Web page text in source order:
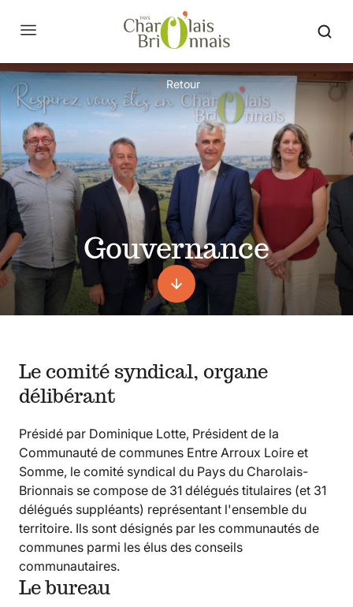
Retour
Gouvernance
Le comité syndical, organe
délibérant
Présidé par Dominique Lotte, Président de la
Communauté de communes Entre Arroux Loire et
Somme, le comité syndical du Pays du Charolais-
Brionnais se compose de 31 délégués titulaires (et 31
délégués suppléants) représentant l'ensemble du
territoire. Ils sont désignés par les communautés de
communes parmi les élus des conseils
communautaires.
Le bureau